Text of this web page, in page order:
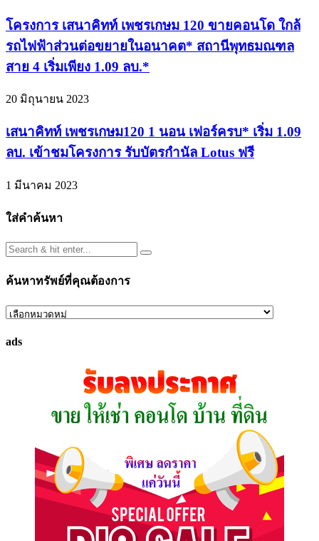
โครงการ เสนาคิทท์ เพชรเกษม 120 ขายคอนโด ใกล้
รถไฟฟ้าส่วนต่อขยายในอนาคต* สถานีพุทธมณฑล
สาย 4 เริ่มเพียง 1.09 ลบ.*
20 มิถุนายน 2023
เสนาคิทท์ เพชรเกษม120 1 นอน เฟอร์ครบ* เริ่ม 1.09
ลบ. เข้าชมโครงการ รับบัตรกำนัล Lotus ฟรี
1 มีนาคม 2023
ใส่คำค้นหา
ค้นหาทรัพย์ที่คุณต้องการ
ค้นหา
ที่
ads